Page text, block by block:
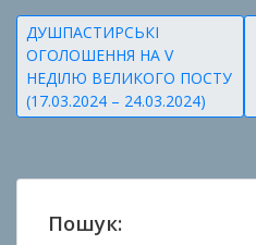
у
б
л
і
к
в
н
Навігація
записів
ДУШПАСТИРСЬКІ
ОГОЛОШЕННЯ НА V
НЕДІЛЮ ВЕЛИКОГО ПОСТУ
(17.03.2024 – 24.03.2024)
Пошук: